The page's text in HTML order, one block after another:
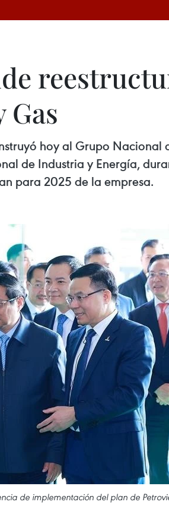
Gas
hoy al Grupo Nacional
de Industria y Energía,
para 2025 de la empresa.
de implementación del plan de